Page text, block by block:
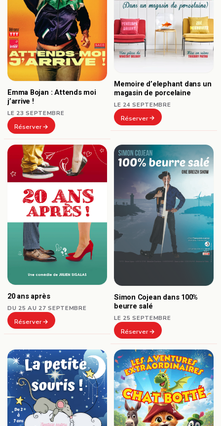
Emma Bojan : Attends moi
j’arrive !
LE 23 SEPTEMBRE
Réserver
Memoire d’elephant dans un
magasin de porcelaine
LE 24 SEPTEMBRE
Réserver
20 ans après
DU 25 AU 27 SEPTEMBRE
Réserver
Simon Cojean dans 100%
beurre salé
LE 25 SEPTEMBRE
Réserver